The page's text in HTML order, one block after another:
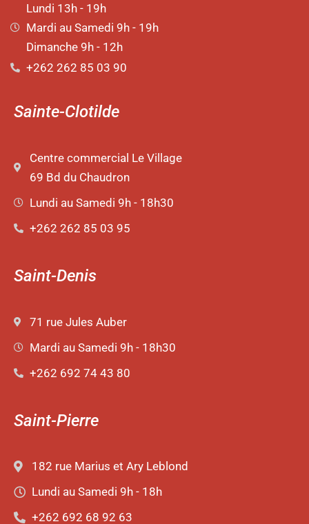
Lundi 13h - 19h
Mardi au Samedi 9h - 19h
Dimanche 9h - 12h
+262 262 85 03 90
Sainte-Clotilde
Centre commercial Le Village
69 Bd du Chaudron
Lundi au Samedi 9h - 18h30
+262 262 85 03 95
Saint-Denis
71 rue Jules Auber
Mardi au Samedi 9h - 18h30
+262 692 74 43 80
Saint-Pierre
182 rue Marius et Ary Leblond
Lundi au Samedi 9h - 18h
+262 692 68 92 63